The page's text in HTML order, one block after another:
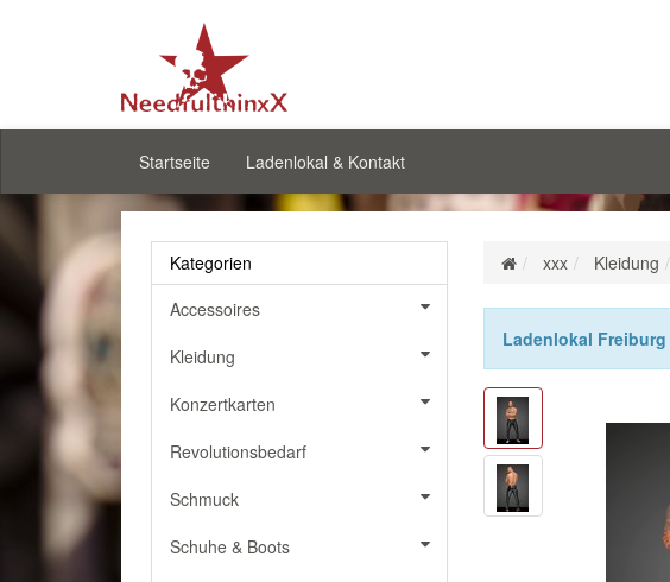
Startseite Ladenlokal & Kontakt
xxx Kleidung
Ladenlokal Freiburg
Kategorien
Accessoires
Kleidung
Konzertkarten
Revolutionsbedarf
Schmuck
Schuhe & Boots